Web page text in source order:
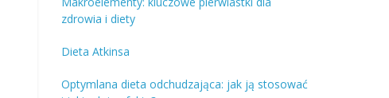
zdrowia i diety
Dieta Atkinsa
Optymlana dieta odchudzająca: jak ją stosować